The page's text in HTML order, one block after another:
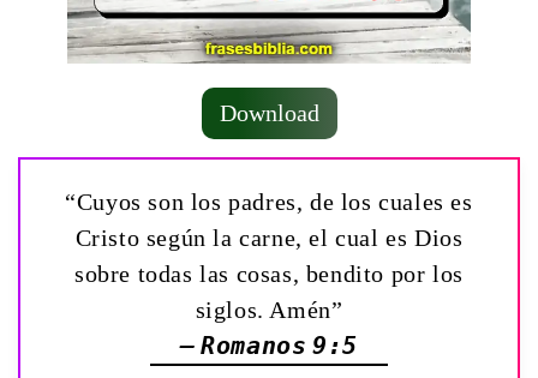
Download
“Cuyos son los padres, de los cuales es
Cristo según la carne, el cual es Dios
sobre todas las cosas, bendito por los
siglos. Amén”
— Romanos 9:5